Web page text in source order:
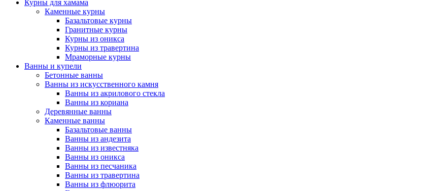
Курны для хамама
Каменные курны
Базальтовые курны
Гранитные курны
Курны из оникса
Курны из травертина
Мраморные курны
Ванны и купели
Бетонные ванны
Ванны из искусственного камня
Ванны из акрилового стекла
Ванны из кориана
Деревянные ванны
Каменные ванны
Базальтовые ванны
Ванны из андезита
Ванны из известняка
Ванны из оникса
Ванны из песчаника
Ванны из травертина
Ванны из флюорита